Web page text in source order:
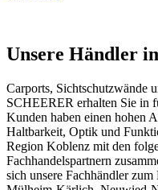
Unsere Händler
Carports, Sichtschutzwände
SCHEERER erhalten Sie in
Kunden haben einen hohen
Haltbarkeit, Optik und
Region Koblenz mit den
Fachhandelspartnern
sich unsere Fachhändler